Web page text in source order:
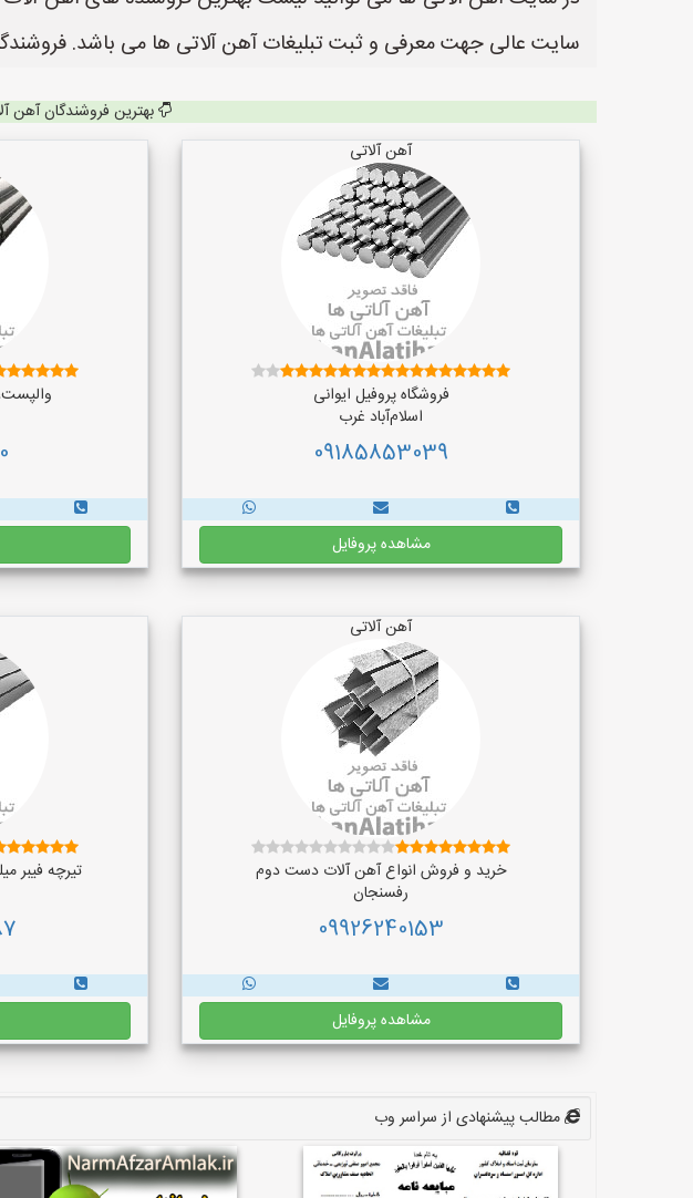
سایت عالی جهت معرفی و ثبت تبلیغات آهن آلاتی ها می باشد.
بهترین فروشندگان آهن
آهن آلاتی
فروشگاه پروفیل ایوانی
اسلام‌آباد غرب
09185853039
مشاهده پروفایل
آهن آلاتی
خرید و فروش انواع آهن آلات دست دوم
رفسنجان
09926240153
مشاهده پروفایل
تیرچه فیبر
مطالب پیشنهادی از سراسر وب